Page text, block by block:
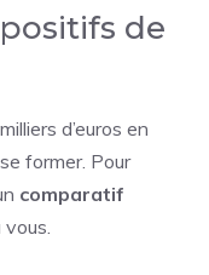
de
d’euros en
former. Pour
comparatif
vous.